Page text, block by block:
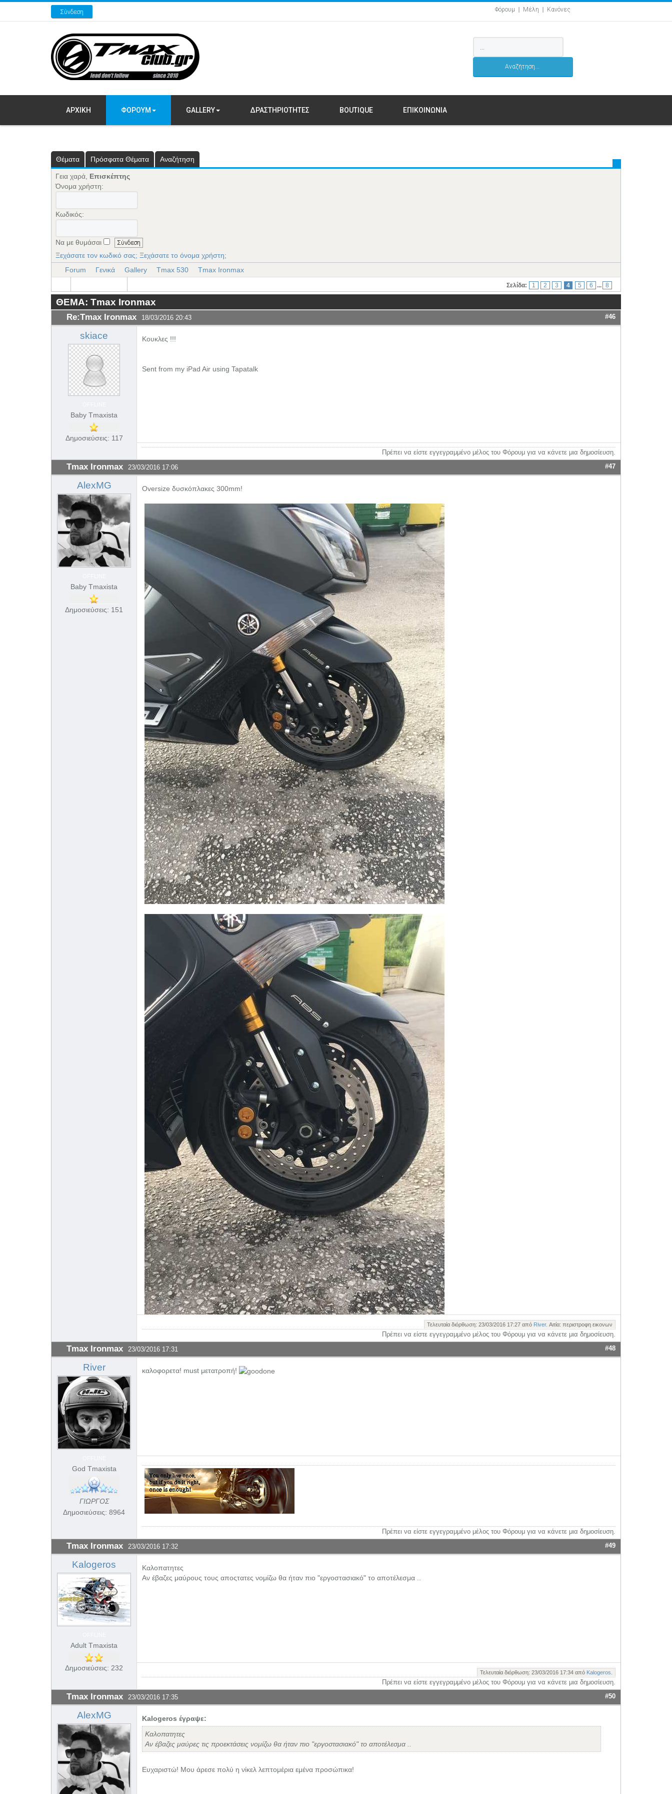
Σύνδεση Φόρουμ Μέλη Κανόνες
ΑΡΧΙΚΗ ΦΟΡΟΥΜ GALLERY ΔΡΑΣΤΗΡΙΟΤΗΤΕΣ BOUTIQUE ΕΠΙΚΟΙΝΩΝΙΑ
Θέματα Πρόσφατα Θέματα Αναζήτηση
Γεια χαρά, Επισκέπτης
Όνομα χρήστη:
Κωδικός:
Να με θυμάσαι
Ξεχάσατε τον κωδικό σας; Ξεχάσατε το όνομα χρήστη;
Forum
Γενικά Gallery Tmax 530 Tmax Ironmax
Σελίδα: 1 2 3 4 5 6 ... 8
ΘΕΜΑ: Tmax Ironmax
Re:Tmax Ironmax 18/03/2016 20:43 #46
skiace
Baby Tmaxista
Δημοσιεύσεις: 117
Κουκλες !!!
Sent from my iPad Air using Tapatalk
Πρέπει να είστε εγγεγραμμένο μέλος του Φόρουμ για να κάνετε μια δημοσίευση.
Tmax Ironmax 23/03/2016 17:06 #47
AlexMG
Baby Tmaxista
Δημοσιεύσεις: 151
Oversize δυσκόπλακες 300mm!
Τελευταία διόρθωση: 23/03/2016 17:27 από River. Αιτία: περιστροφη εικονων
Πρέπει να είστε εγγεγραμμένο μέλος του Φόρουμ για να κάνετε μια δημοσίευση.
Tmax Ironmax 23/03/2016 17:31 #48
River
God Tmaxista
ΓΙΩΡΓΟΣ
Δημοσιεύσεις: 8964
καλοφορετα! must μετατροπή!
Πρέπει να είστε εγγεγραμμένο μέλος του Φόρουμ για να κάνετε μια δημοσίευση.
Tmax Ironmax 23/03/2016 17:32 #49
Kalogeros
Adult Tmaxista
Δημοσιεύσεις: 232
Καλοπατητες
Αν έβαζες μαύρους τους αποςτατες νομίζω θα ήταν πιο "εργοστασιακό" το αποτέλεσμα ..
Τελευταία διόρθωση: 23/03/2016 17:34 από Kalogeros
Πρέπει να είστε εγγεγραμμένο μέλος του Φόρουμ για να κάνετε μια δημοσίευση.
Tmax Ironmax 23/03/2016 17:35 #50
AlexMG
Kalogeros έγραψε:
Καλοπατητες
Αν έβαζες μαύρες τις προεκτάσεις νομίζω θα ήταν πιο "εργοστασιακό" το αποτέλεσμα ..
Ευχαριστώ! Μου άρεσε πολύ η νίκελ λεπτομέρια εμένα προσώπικα!